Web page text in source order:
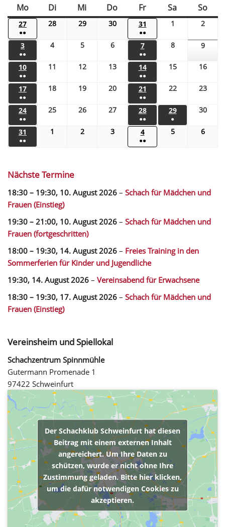
Mo
Di Mi Do Fr Sa So
27
●●
28 29 30 31
●●
1 2
3
●●
4 5 6 7
●●
8 9
10
●●
11 12 13 14
●●
15 16
17
●●
18 19 20 21
●●
22 23
24
●●
25 26 27 28
●●
29
●
30
31
●●
1 2 3 4
●●
5 6
Nächste Termine
18:30 – 19:30, 10. August 2026 – Schach für Mädchen und
Frauen (Einstieg)
19:30 – 21:00, 10. August 2026 – Schach für Mädchen und
Frauen (fortgeschritten)
18:00 – 19:30, 14. August 2026 – Freies Training in den
Sommerferien für Kinder und Jugendliche
19:30, 14. August 2026 – Vereinsabend für Erwachsene
18:30 – 19:30, 17. August 2026 – Schach für Mädchen und
Frauen (Einstieg)
Vereinsheim und Spiellokal
Schachzentrum Spinnmühle
Gutermann Promenade 1
97422 Schweinfurt
Der Schachklub Schweinfurt hat diesen
Beitrag mit einem externen Inhalt
angereichert. Um Ihre Daten zu
schützen, wurde er nicht ohne Ihre
Zustimmung geladen. Bitte hier klicken,
um die dafür notwendigen Cookies zu
akzeptieren.